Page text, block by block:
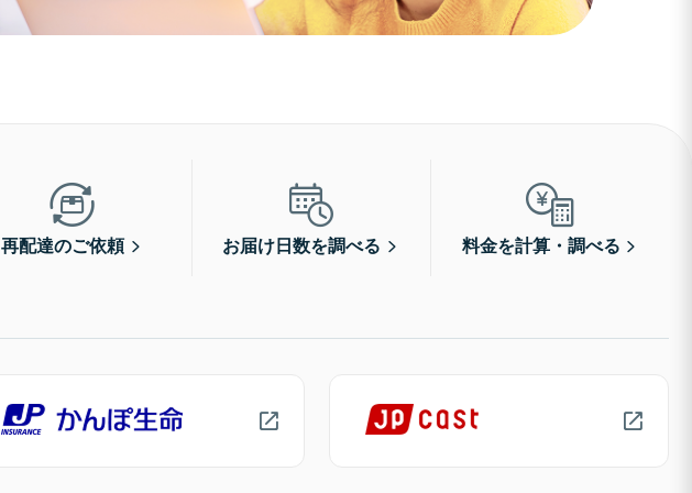
再配達のご依頼 お届け日数を調べる 料金を計算・調べる